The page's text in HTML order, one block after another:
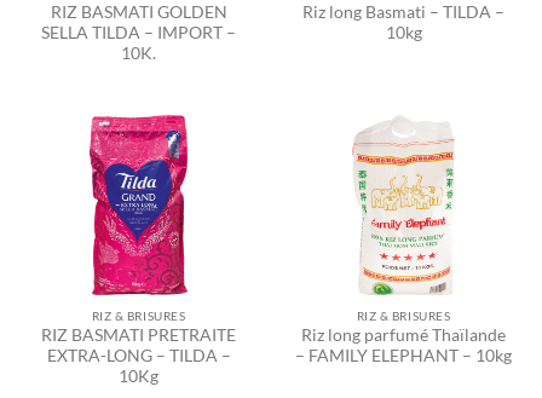
RIZ BASMATI GOLDEN
SELLA TILDA – IMPORT –
10K.
Riz long Basmati – TILDA –
10kg
RIZ & BRISURES
RIZ BASMATI PRETRAITE
EXTRA-LONG – TILDA –
10Kg
RIZ & BRISURES
Riz long parfumé Thaïlande
– FAMILY ELEPHANT – 10kg